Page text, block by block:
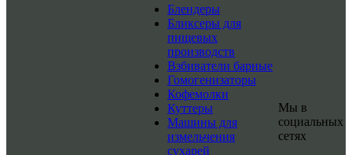
Блендеры
Бликсеры для
пищевых
производств
Взбиватели барные
Гомогенизаторы
Кофемолки
Куттеры
Машины для
измельчения
сухарей
Мы в
социальных
сетях